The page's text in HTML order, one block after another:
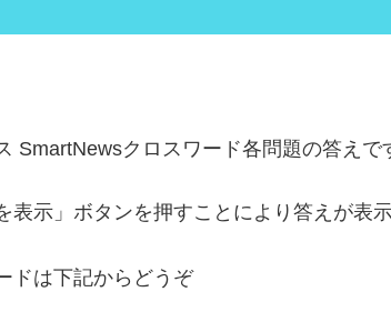
SmartNewsクロスワード各問題の答えで
表示」ボタンを押すことにより答えが表示
ドは下記からどうぞ